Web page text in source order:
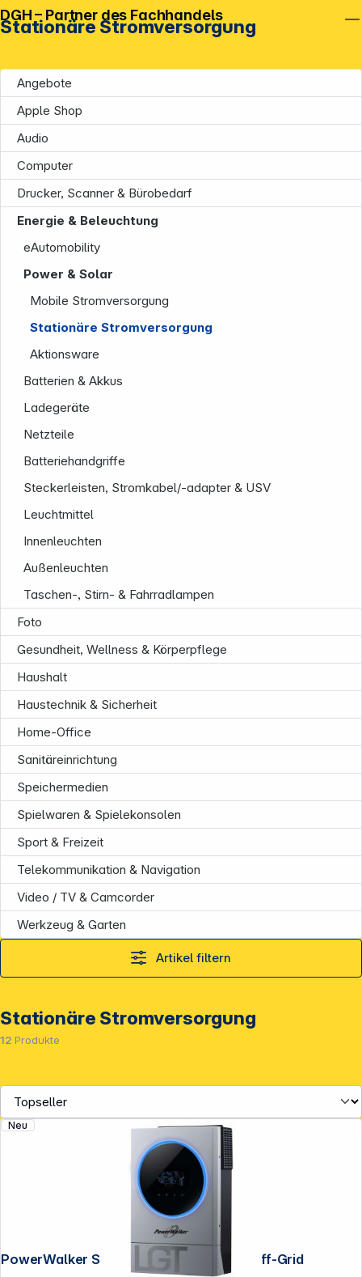
Stationäre Stromversorgung
Angebote
Apple Shop
Audio
Computer
Drucker, Scanner & Bürobedarf
Energie & Beleuchtung
eAutomobility
Power & Solar
Mobile Stromversorgung
Stationäre Stromversorgung
Aktionsware
Batterien & Akkus
Ladegeräte
Netzteile
Batteriehandgriffe
Steckerleisten, Stromkabel/-adapter & USV
Leuchtmittel
Innenleuchten
Außenleuchten
Taschen-, Stirn- & Fahrradlampen
Foto
Gesundheit, Wellness & Körperpflege
Haushalt
Haustechnik & Sicherheit
Home-Office
Sanitäreinrichtung
Speichermedien
Spielwaren & Spielekonsolen
Sport & Freizeit
Telekommunikation & Navigation
Video / TV & Camcorder
Werkzeug & Garten
Artikel filtern
Stationäre Stromversorgung
12 Produkte
Neu
PowerWalker Solar Inverter 5600 LGT Off-Grid
DGH – Partner des Fachhandels
Informationen
Service
Folgen Sie uns auf